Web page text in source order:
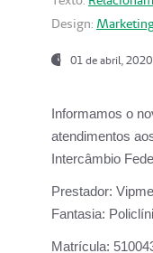
Design:
01 de abril, 2020
Informamos o
atendimentos
Intercâmbio
Prestador:
Fantasia:
Matrícula: